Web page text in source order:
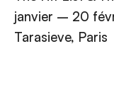
janvier – 20
Tarasieve, Paris